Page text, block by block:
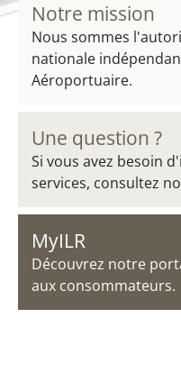
Notre mission
Nous sommes
nationale
Aéroportuaire.
Une question ?
Si vous avez besoin
services, consultez
MyILR
Découvrez notre
aux consommateurs.